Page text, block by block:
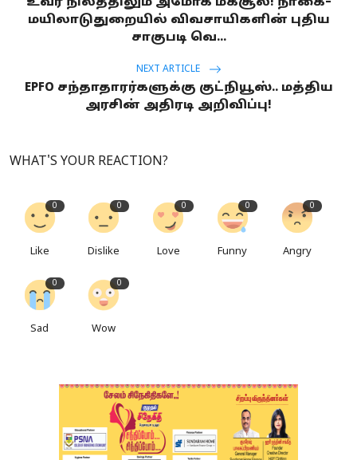
மயிலாடுதுறையில் விவசாயிகளின் புதிய
சாகுபடி வெ...
NEXT ARTICLE
EPFO சந்தாதாரர்களுக்கு குட்நியூஸ்.. மத்திய
அரசின் அதிரடி அறிவிப்பு!
WHAT'S YOUR REACTION?
0
Like
0
Dislike
0
Love
0
Funny
0
Angry
0
Sad
0
Wow